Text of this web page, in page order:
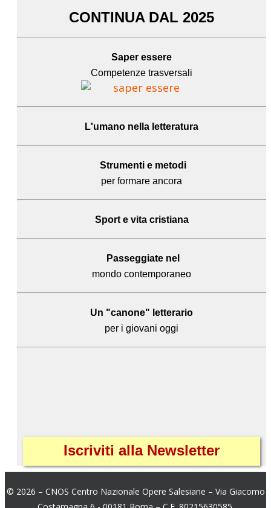
CONTINUA DAL 2025
Saper essere
Competenze trasversali
L'umano nella letteratura
Strumenti e metodi
per formare ancora
Sport e vita cristiana
Passeggiate nel
mondo contemporaneo
Un "canone" letterario
per i giovani oggi
Iscriviti alla Newsletter
© 2026 – CNOS Centro Nazionale Opere Salesiane – Via Giacomo